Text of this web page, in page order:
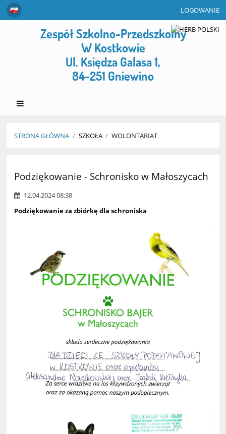
LOGOWANIE
Zespół Szkolno-Przedszkolny
W Kostkowie
Ul. Księdza Galasa 1,
84-251 Gniewino
STRONA GŁÓWNA / SZKOŁA / WOLONTARIAT
Podziękowanie - Schronisko w Małoszycach
12.04.2024 08:38
Podziękowanie za zbiórkę dla schroniska